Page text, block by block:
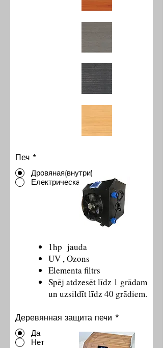
Печ *
Дровяная(внутри)
Електрическая
1hp jauda
UV , Ozons
Elementa filtrs
Spēj atdzesēt līdz 1 grādam
un uzsildīt līdz 40 grādiem.
Деревянная защита печи *
Да
Нет